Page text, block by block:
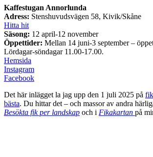
Kaffestugan Annorlunda
Adress: Stenshuvudsvägen 58, Kivik/Skåne
Hitta hit
Säsong: 12 april-12 november
Öppettider: Mellan 14 juni-3 september –
Lördagar-söndagar 11.00-17.00.
Hemsida
Instagram
Facebook
Det här inlägget la jag upp den 1 juli 2025 på
bästa. Du hittar det – och massor av andra
Besökta fik per landskap och i Fikakartan på